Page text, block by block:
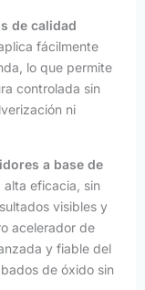
de calidad
fácilmente
lo que permite
controlada sin
ni
a base de
alta eficacia, sin
visibles y
acelerador de
y fiable del
de óxido sin